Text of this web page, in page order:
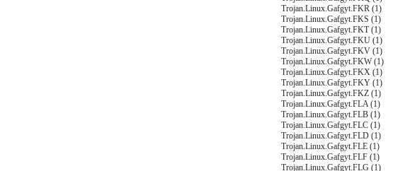
Trojan.Linux.Gafgyt.FKR (1)
Trojan.Linux.Gafgyt.FKS (1)
Trojan.Linux.Gafgyt.FKT (1)
Trojan.Linux.Gafgyt.FKU (1)
Trojan.Linux.Gafgyt.FKV (1)
Trojan.Linux.Gafgyt.FKW (1)
Trojan.Linux.Gafgyt.FKX (1)
Trojan.Linux.Gafgyt.FKY (1)
Trojan.Linux.Gafgyt.FKZ (1)
Trojan.Linux.Gafgyt.FLA (1)
Trojan.Linux.Gafgyt.FLB (1)
Trojan.Linux.Gafgyt.FLC (1)
Trojan.Linux.Gafgyt.FLD (1)
Trojan.Linux.Gafgyt.FLE (1)
Trojan.Linux.Gafgyt.FLF (1)
Trojan.Linux.Gafgyt.FLG (1)